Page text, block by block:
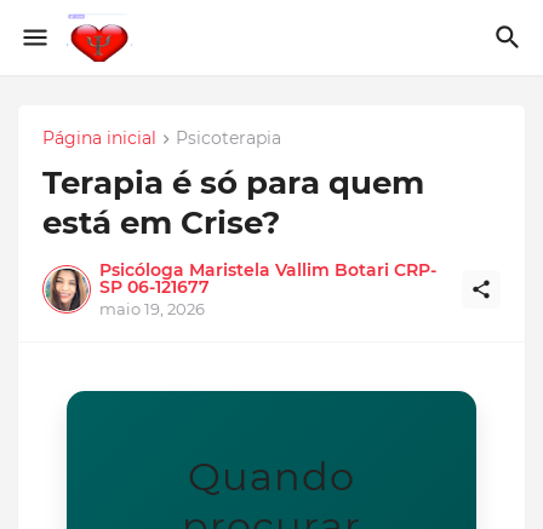
Página inicial Psicoterapia
Terapia é só para quem
está em Crise?
Psicóloga Maristela Vallim Botari CRP-
SP 06-121677
maio 19, 2026
Quando